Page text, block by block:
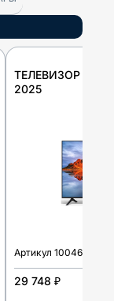
ТЕЛЕВИЗОР
2025
Артикул 100461
29 748 ₽